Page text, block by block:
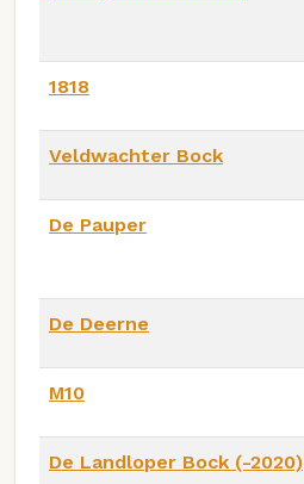
1818
Veldwachter Bock
De Pauper
De Deerne
M10
De Landloper Bock (-2020)